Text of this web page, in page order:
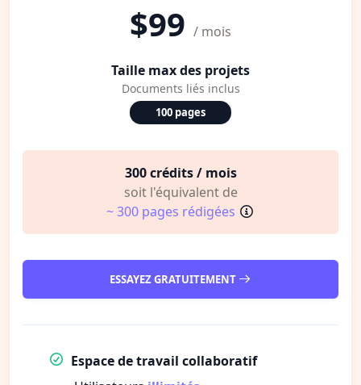
$99 / mois
Taille max des projets
Documents liés inclus
100 pages
300 crédits / mois
soit l'équivalent de
~ 300 pages rédigées
ESSAYEZ GRATUITEMENT
Espace de travail collaboratif